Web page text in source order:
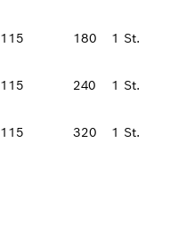
115 180 1 St.
115 240 1 St.
115 320 1 St.